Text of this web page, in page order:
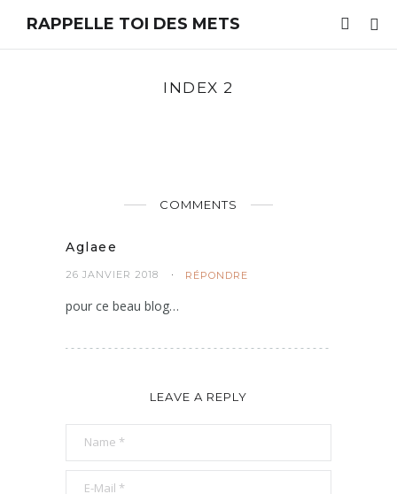
RAPPELLE TOI DES METS
INDEX 2
COMMENTS
Aglaee
26 JANVIER 2018 RÉPONDRE
pour ce beau blog…
LEAVE A REPLY